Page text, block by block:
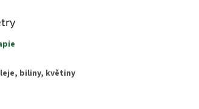
biliny, květiny